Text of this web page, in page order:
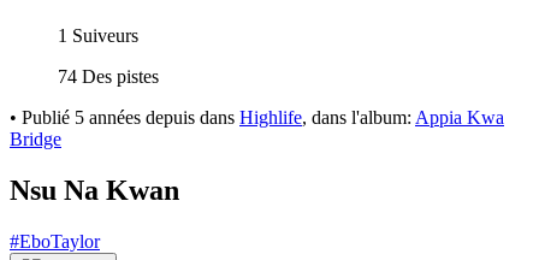
1 Suiveurs
74 Des pistes
• Publié 5 années depuis dans Highlife, dans l'album: Appia Kwa
Bridge
Nsu Na Kwan
#EboTaylor